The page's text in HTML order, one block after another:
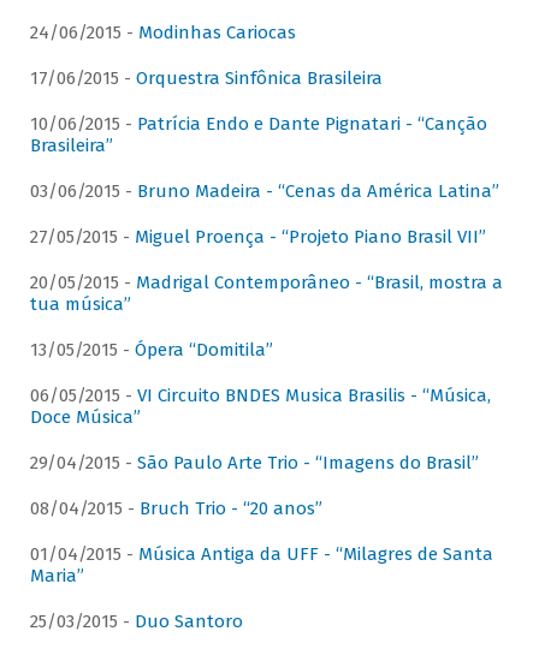
24/06/2015 - Modinhas Cariocas
17/06/2015 - Orquestra Sinfônica Brasileira
10/06/2015 - Patrícia Endo e Dante Pignatari - “Canção
Brasileira”
03/06/2015 - Bruno Madeira - “Cenas da América Latina”
27/05/2015 - Miguel Proença - “Projeto Piano Brasil VII”
20/05/2015 - Madrigal Contemporâneo - “Brasil, mostra a
tua música”
13/05/2015 - Ópera “Domitila”
06/05/2015 - VI Circuito BNDES Musica Brasilis - “Música,
Doce Música”
29/04/2015 - São Paulo Arte Trio - “Imagens do Brasil”
08/04/2015 - Bruch Trio - “20 anos”
01/04/2015 - Música Antiga da UFF - “Milagres de Santa
Maria”
25/03/2015 - Duo Santoro